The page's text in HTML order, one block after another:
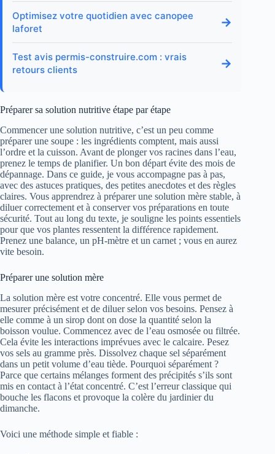
Optimisez votre quotidien avec canopee
laforet
→
Test avis permis-construire.com : vrais
retours clients
→
Préparer sa solution nutritive étape par étape
Commencer une solution nutritive, c’est un peu comme
préparer une soupe : les ingrédients comptent, mais aussi
l’ordre et la cuisson. Avant de plonger vos racines dans l’eau,
prenez le temps de planifier. Un bon départ évite des mois de
dépannage. Dans ce guide, je vous accompagne pas à pas,
avec des astuces pratiques, des petites anecdotes et des règles
claires. Vous apprendrez à préparer une solution mère stable, à
diluer correctement et à conserver vos préparations en toute
sécurité. Tout au long du texte, je souligne les points essentiels
pour que vos plantes ressentent la différence rapidement.
Prenez une balance, un pH-mètre et un carnet ; vous en aurez
vite besoin.
Préparer une solution mère
La solution mère est votre concentré. Elle vous permet de
mesurer précisément et de diluer selon vos besoins. Pensez à
elle comme à un sirop dont on dose la quantité selon la
boisson voulue. Commencez avec de l’eau osmosée ou filtrée.
Cela évite les interactions imprévues avec le calcaire. Pesez
vos sels au gramme près. Dissolvez chaque sel séparément
dans un petit volume d’eau tiède. Pourquoi séparément ?
Parce que certains mélanges forment des précipités s’ils sont
mis en contact à l’état concentré. C’est l’erreur classique qui
bouche les flacons et provoque la colère du jardinier du
dimanche.
Voici une méthode simple et fiable :